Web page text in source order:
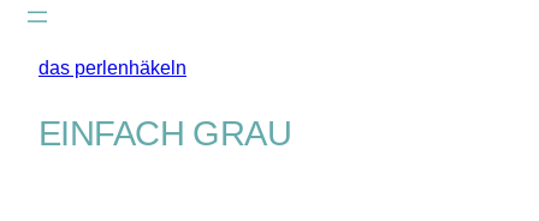
das perlenhäkeln
EINFACH GRAU